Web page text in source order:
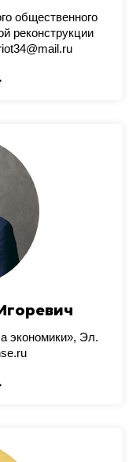
общественного
реконструкции
экономики», Эл.